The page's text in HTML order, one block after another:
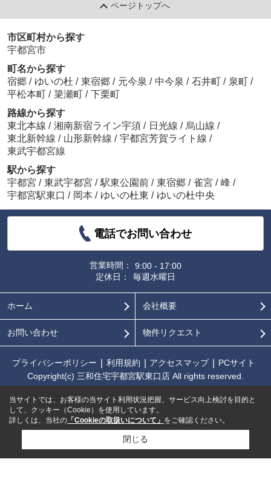
ページトップへ
市区町村から探す
宇都宮市
町名から探す
宿郷 / ゆいの杜 / 東宿郷 / 元今泉 / 中今泉 / 石井町 / 泉町 /
平松本町 / 簗瀬町 /
下栗町
路線から探す
東北本線 / 湘南新宿ライン宇須 / 日光線 / 烏山線 /
東北新幹線 / 山形新幹線 / 宇都宮芳賀ライト線 /
東武宇都宮線
駅から探す
宇都宮 / 東武宇都宮 / 駅東公園前 / 東宿郷 / 雀宮 / 峰 /
宇都宮駅東口 / 岡本 / ゆいの杜東 / ゆいの杜中央
電話でお問い合わせ
営業時間：
9:00 - 17:00
定休日：
毎週水曜日
ホーム 会社概要
お問い合わせ 物件リクエスト
プライバシーポリシー 利用規約 アクセスマップ
PCサイト
Copyright(c) 三和住宅宇都宮駅東口店 All rights reserved.
当サイトでは、お客様の当サイト利用状況把握、サービス向上検討を目的と
して、クッキー（Cookie）を使用しています。
詳しくは、当社の 「Cookieの取扱いについて」 をご確認ください。
閉じる